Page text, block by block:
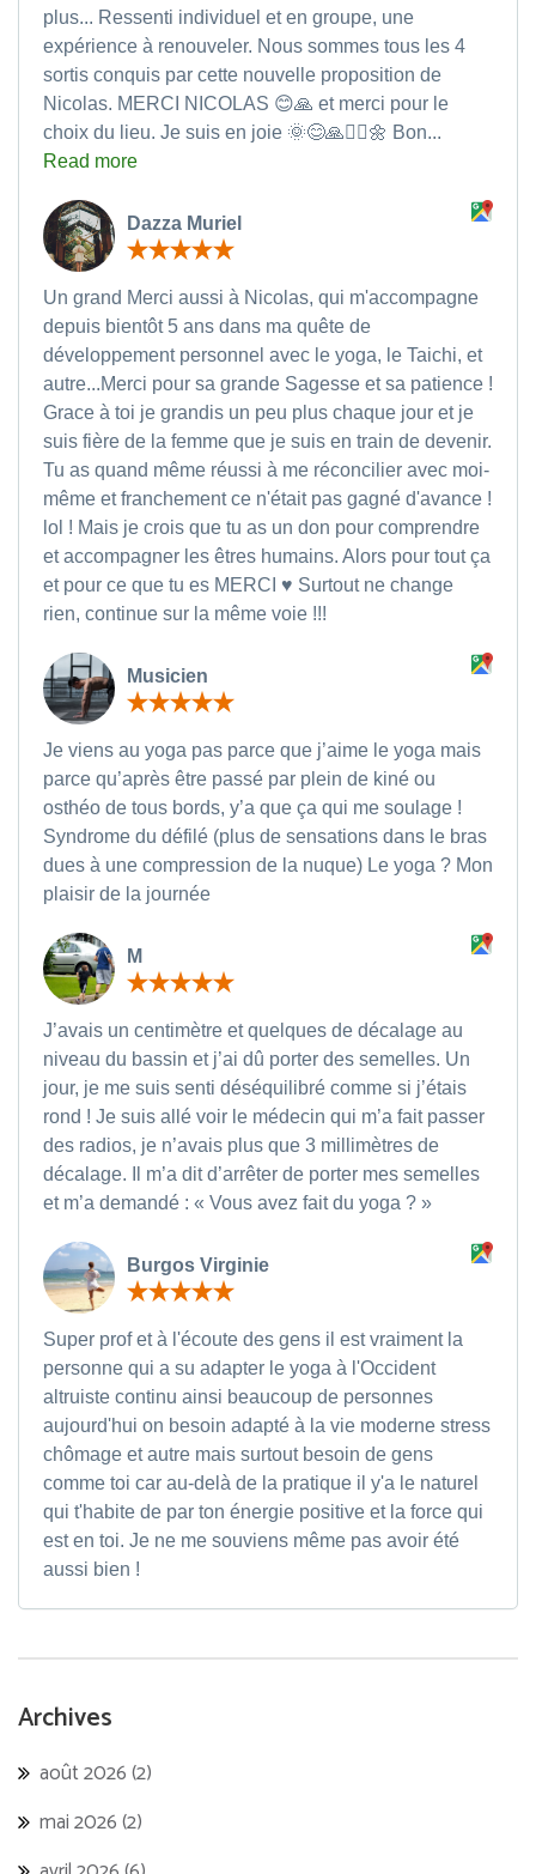
plus... Ressenti individuel et en groupe, une
expérience à renouveler. Nous sommes tous les 4
sortis conquis par cette nouvelle proposition de
Nicolas. MERCI NICOLAS 😊🙏 et merci pour le
choix du lieu. Je suis en joie 🌞😊🙏🧘‍♀️🌼 Bon...
Read more
Dazza Muriel
Un grand Merci aussi à Nicolas, qui m'accompagne
depuis bientôt 5 ans dans ma quête de
développement personnel avec le yoga, le Taichi, et
autre...Merci pour sa grande Sagesse et sa patience !
Grace à toi je grandis un peu plus chaque jour et je
suis fière de la femme que je suis en train de devenir.
Tu as quand même réussi à me réconcilier avec moi-
même et franchement ce n'était pas gagné d'avance !
lol ! Mais je crois que tu as un don pour comprendre
et accompagner les êtres humains. Alors pour tout ça
et pour ce que tu es MERCI ♥ Surtout ne change
rien, continue sur la même voie !!!
Musicien
Je viens au yoga pas parce que j’aime le yoga mais
parce qu’après être passé par plein de kiné ou
osthéo de tous bords, y’a que ça qui me soulage !
Syndrome du défilé (plus de sensations dans le bras
dues à une compression de la nuque) Le yoga ? Mon
plaisir de la journée
M
J’avais un centimètre et quelques de décalage au
niveau du bassin et j’ai dû porter des semelles. Un
jour, je me suis senti déséquilibré comme si j’étais
rond ! Je suis allé voir le médecin qui m’a fait passer
des radios, je n’avais plus que 3 millimètres de
décalage. Il m’a dit d’arrêter de porter mes semelles
et m’a demandé : « Vous avez fait du yoga ? »
Burgos Virginie
Super prof et à l'écoute des gens il est vraiment la
personne qui a su adapter le yoga à l'Occident
altruiste continu ainsi beaucoup de personnes
aujourd'hui on besoin adapté à la vie moderne stress
chômage et autre mais surtout besoin de gens
comme toi car au-delà de la pratique il y'a le naturel
qui t'habite de par ton énergie positive et la force qui
est en toi. Je ne me souviens même pas avoir été
aussi bien !
Archives
août 2026(2)
mai 2026(2)